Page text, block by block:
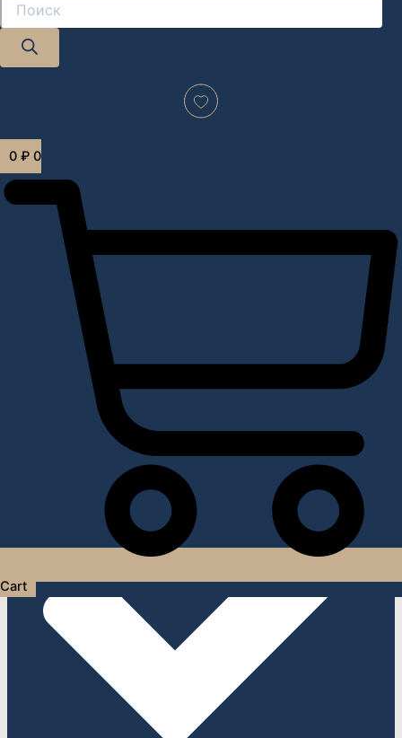
0 ₽ 0
Cart
Дизайн-проект "под ключ" в Москве
Услуги дизайнера интерьера